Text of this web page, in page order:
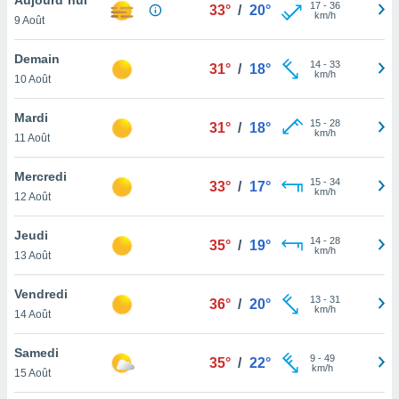
et
»,
au
vous
qu'ils
ou
le
ainsi
un
la
du
9 Août
33° / 20° 17- 36
km/h
Demain
10 Août
31° / 18° 14- 33
km/h
Mardi
11 Août
31° / 18° 15- 28
km/h
Mercredi
12 Août
33° / 17° 15- 34
km/h
Jeudi
13 Août
35° / 19° 14- 28
km/h
Vendredi
14 Août
36° / 20° 13- 31
km/h
Samedi
15 Août
35° / 22° 9- 49
km/h